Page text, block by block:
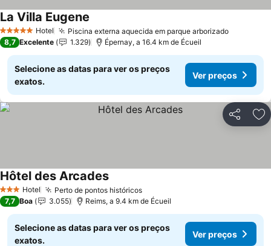
5 Estrelas Hotel Piscina externa aquecida em parque arborizadoVer
La Villa Eugene
8,7 Excelente 1.329 Épernay, a 16.4 km de Écueil
Selecione as datas para ver os preços
exatos.
Ver preços
Partilhar
3 EstrelasHotel Perto de pontos históricosVer preços
Hôtel des ArcadesVer preços
7,7 Boa 3.055 Reims, a 9.4 km de Écueil
Selecione as datas para ver os preços
exatos.
Ver preços